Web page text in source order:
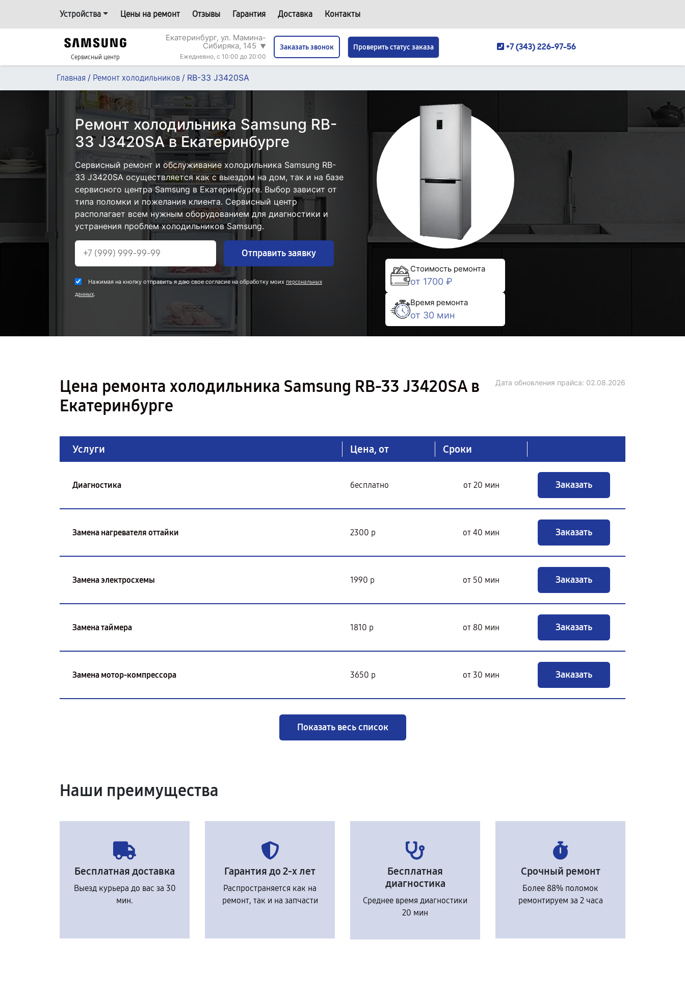
Устройства Цены на ремонт Отзывы Гарантия Доставка Контакты
Сервисный центр
Екатеринбург, ул. Мамина-
Сибиряка, 145 ▼
Ежедневно, с 10:00 до 20:00
Заказать звонок Проверить статус заказа +7 (343) 226-97-56
Главная / Ремонт холодильников / RB-33 J3420SA
Ремонт холодильника Samsung RB-
33 J3420SA в Екатеринбурге
Сервисный ремонт и обслуживание холодильника Samsung RB-
33 J3420SA осуществляется как с выездом на дом, так и на базе
сервисного центра Samsung в Екатеринбурге. Выбор зависит от
типа поломки и пожелания клиента. Сервисный центр
располагает всем нужным оборудованием для диагностики и
устранения проблем холодильников Samsung.
Отправить заявку
Нажимая на кнопку отправить я даю свое согласие на обработку моих персональных
данных.
Стоимость ремонта
от 1700 ₽
Время ремонта
от 30 мин
Цена ремонта холодильника Samsung RB-33 J3420SA в
Екатеринбурге
Дата обновления прайса: 02.08.2026
Услуги Цена, от Сроки
Диагностика бесплатно от 20 мин Заказать
Замена нагревателя оттайки 2300 р от 40 мин Заказать
Замена электросхемы 1990 р от 50 мин Заказать
Замена таймера 1810 р от 80 мин Заказать
Замена мотор-компрессора 3650 р от 30 мин Заказать
Показать весь список
Наши преимущества
Бесплатная доставка
Выезд курьера до вас за 30
мин.
Гарантия до 2-х лет
Распространяется как на
ремонт, так и на запчасти
Бесплатная
диагностика
Среднее время диагностики
20 мин
Срочный ремонт
Более 88% поломок
ремонтируем за 2 часа